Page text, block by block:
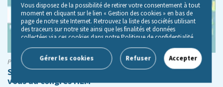
Publié le 21/09/2022 à 11h48
SOLIHA Auvergne-Rhône-Alpes vous donne rendez-
vous au congrès HLM
Vous disposez de la possibilité de retirer votre consentement à tout
moment en cliquant sur le lien « Gestion des cookies » en bas de
page de notre site Internet. Retrouvez la liste des sociétés utilisant
des traceurs sur notre site ainsi que les finalités et données
collectées via ces cookies dans notre Politique de confidentialité,
de page de notre site Internet.
Gérer les cookies Refuser Accepter